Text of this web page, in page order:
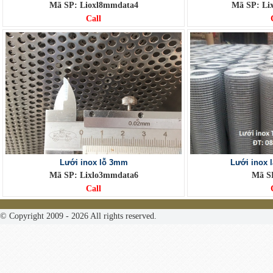
Mã SP: Lioxl8mmdata4
Call
Mã SP:
Lưới inox lỗ 3mm
Mã SP: Lixlo3mmdata6
Call
Lưới inox
Mã
© Copyright 2009 - 2026 All rights reserved.